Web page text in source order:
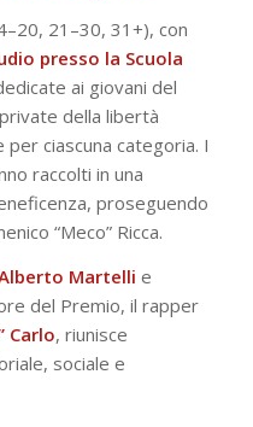
21–30, 31+), con
presso la Scuola
ai giovani del
della libertà
ciascuna categoria. I
raccolti in una
proseguendo
“Meco” Ricca.
Martelli e
del Premio, il rapper
Carlo, riunisce
sociale e